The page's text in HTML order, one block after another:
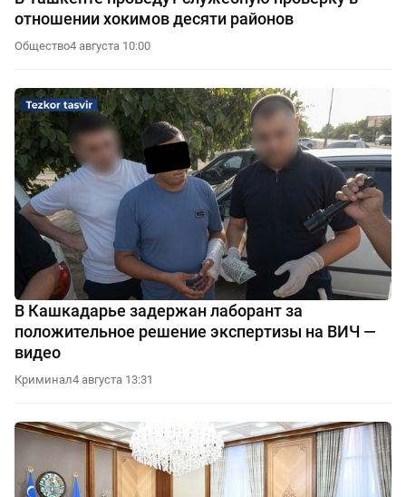
отношении хокимов десяти районов
Общество4 августа 10:00
В Кашкадарье задержан лаборант за
положительное решение экспертизы на ВИЧ —
видео
Криминал4 августа 13:31